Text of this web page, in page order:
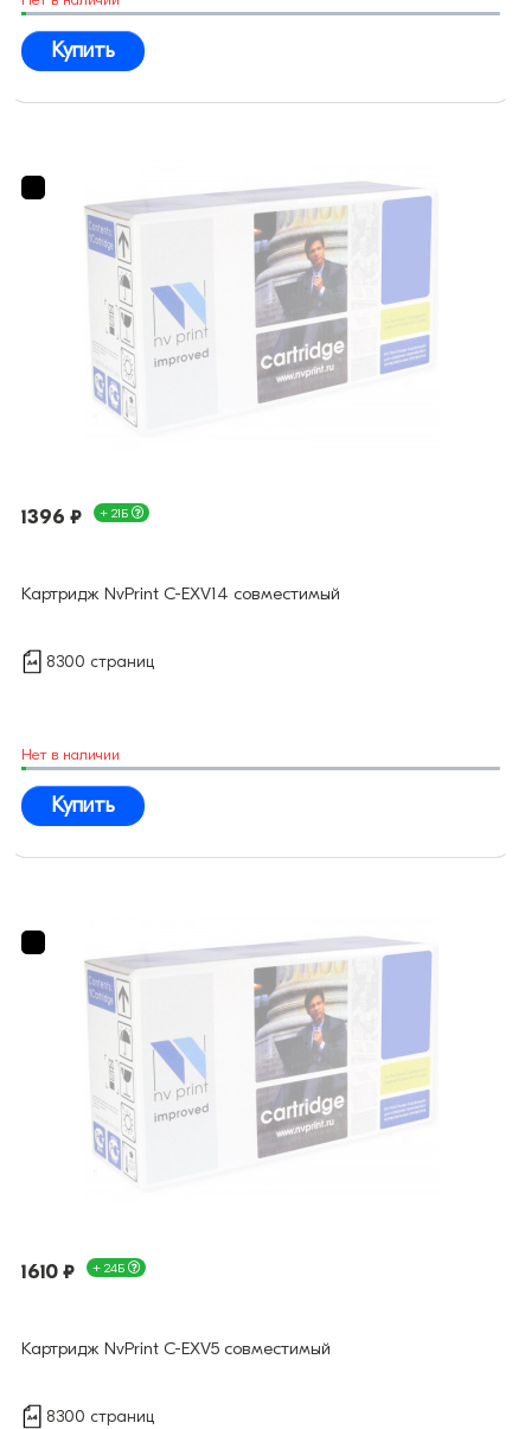
Купить
1396 ₽ + 21Б
Картридж NvPrint C-EXV14 совместимый
8300 страниц
Нет в наличии
Купить
1610 ₽ + 24Б
Картридж NvPrint C-EXV5 совместимый
8300 страниц